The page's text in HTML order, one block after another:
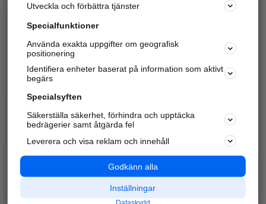
Marknadsför företaget
Kom igång och annonsera mot
samarbetspartners nära dig.
Alla kategorier
Populära sökningar
API & Kartor
Annonsera
Integritet
Nödnummer
Utveckla och förbättra tjänster
Specialfunktioner
Använda exakta uppgifter om geografisk
positionering
Identifiera enheter baserat på information som aktivt
begärs
Specialsyften
Säkerställa säkerhet, förhindra och upptäcka
bedrägerier samt åtgärda fel
Leverera och visa reklam och innehåll
Godkänn alla
Inställningar
Dataskydd